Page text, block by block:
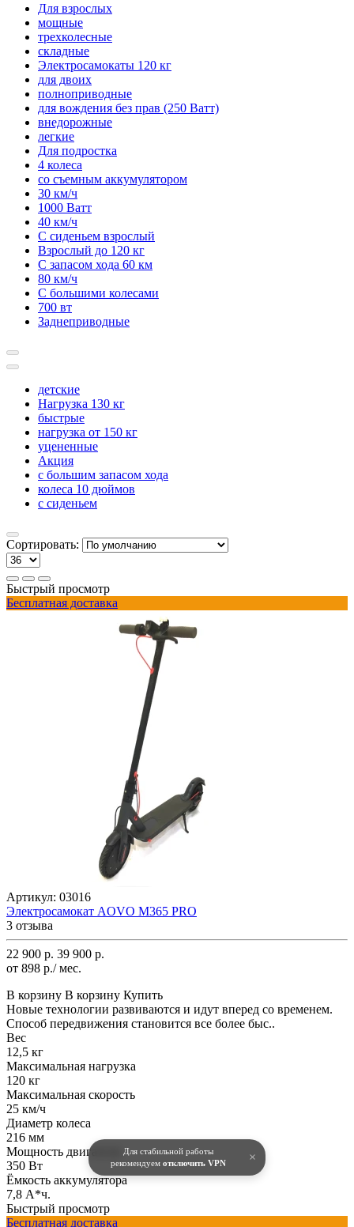
Для стабильной работы
рекомендуем отключить VPN ×
Для взрослых
мощные
трехколесные
складные
Электросамокаты 120 кг
для двоих
полноприводные
для вождения без прав (250 Ватт)
внедорожные
легкие
Для подростка
4 колеса
со съемным аккумулятором
30 км/ч
1000 Ватт
40 км/ч
С сиденьем взрослый
Взрослый до 120 кг
С запасом хода 60 км
80 км/ч
С большими колесами
700 вт
Заднеприводные
детские
Нагрузка 130 кг
быстрые
нагрузка от 150 кг
уцененные
Акция
с большим запасом хода
колеса 10 дюймов
с сиденьем
Сортировать:
Быстрый просмотр
Бесплатная доставка
Артикул: 03016
Электросамокат AOVO M365 PRO
3 отзыва
22 900 р. 39 900 р.
от 898 р./ мес.
В корзину В корзину Купить
Новые технологии развиваются и идут вперед со временем.
Способ передвижения становится все более быс..
Вес
12,5 кг
Максимальная нагрузка
120 кг
Максимальная скорость
25 км/ч
Диаметр колеса
216 мм
Мощность двигателя
350 Вт
Ёмкость аккумулятора
7,8 А*ч.
Быстрый просмотр
Бесплатная доставка